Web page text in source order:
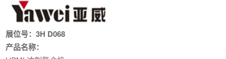
展位号：3H D068
产品名称：